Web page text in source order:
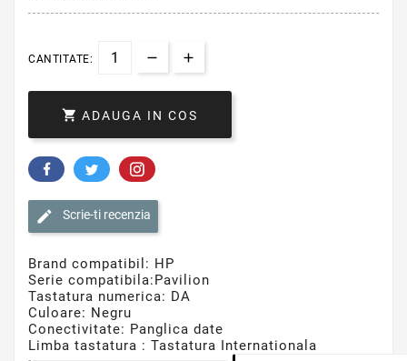
CANTITATE:
 ADAUGA IN COS
Scrie-ti recenzia
Brand compatibil: HP
Serie compatibila:Pavilion
Tastatura numerica: DA
Culoare: Negru
Conectivitate: Panglica date
Limba tastatura : Tastatura Internationala